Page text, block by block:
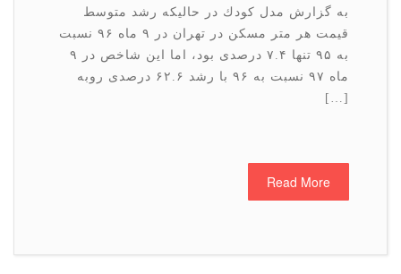
به گزارش مدل كودك در حالیكه رشد متوسط
قیمت هر متر مسكن در تهران در ۹ ماه ۹۶ نسبت
به ۹۵ تنها ۷.۴ درصدی بود، اما این شاخص در ۹
ماه ۹۷ نسبت به ۹۶ با رشد ۶۲.۶ درصدی روبه
Read More